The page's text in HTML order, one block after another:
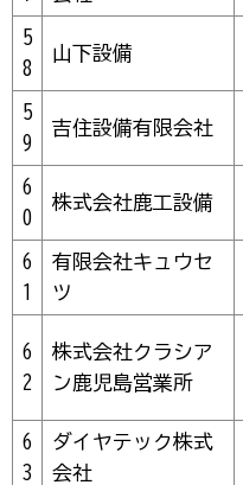
5
8
山下設備
5
9
吉住設備有限会社
6
0
株式会社鹿工設備
6
1
有限会社キュウセ
ツ
6
2
株式会社クラシア
ン鹿児島営業所
6
3
ダイヤテック株式
会社